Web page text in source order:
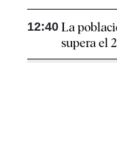
12:40 La
supera el